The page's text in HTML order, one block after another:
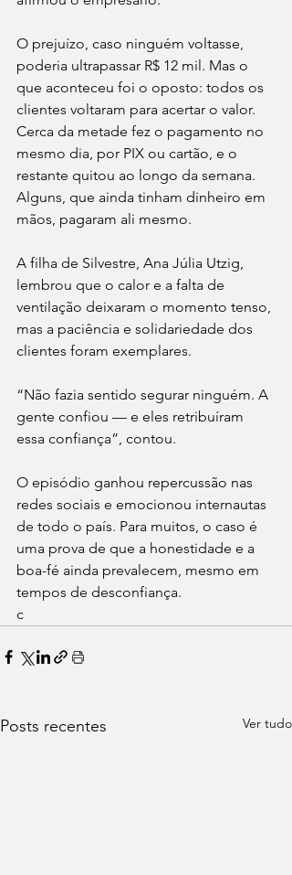
O prejuízo, caso ninguém voltasse,
poderia ultrapassar R$ 12 mil. Mas o
que aconteceu foi o oposto: todos os
clientes voltaram para acertar o valor.
Cerca da metade fez o pagamento no
mesmo dia, por PIX ou cartão, e o
restante quitou ao longo da semana.
Alguns, que ainda tinham dinheiro em
mãos, pagaram ali mesmo.
A filha de Silvestre, Ana Júlia Utzig,
lembrou que o calor e a falta de
ventilação deixaram o momento tenso,
mas a paciência e solidariedade dos
clientes foram exemplares.
“Não fazia sentido segurar ninguém. A
gente confiou — e eles retribuíram
essa confiança”, contou.
O episódio ganhou repercussão nas
redes sociais e emocionou internautas
de todo o país. Para muitos, o caso é
uma prova de que a honestidade e a
boa-fé ainda prevalecem, mesmo em
tempos de desconfiança.
c
Posts recentes Ver tudo